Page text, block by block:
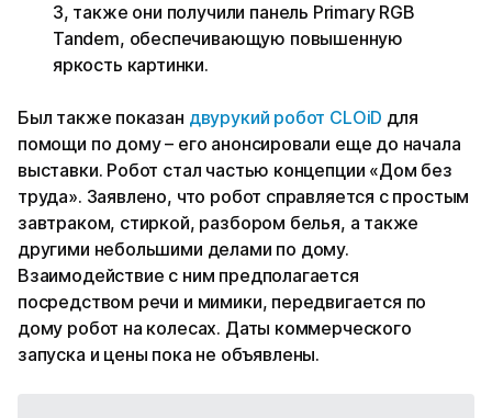
3, также они получили панель Primary RGB
Tandem, обеспечивающую повышенную
яркость картинки.
Был также показан двурукий робот CLOiD для
помощи по дому – его анонсировали еще до начала
выставки. Робот стал частью концепции «Дом без
труда». Заявлено, что робот справляется с простым
завтраком, стиркой, разбором белья, а также
другими небольшими делами по дому.
Взаимодействие с ним предполагается
посредством речи и мимики, передвигается по
дому робот на колесах. Даты коммерческого
запуска и цены пока не объявлены.